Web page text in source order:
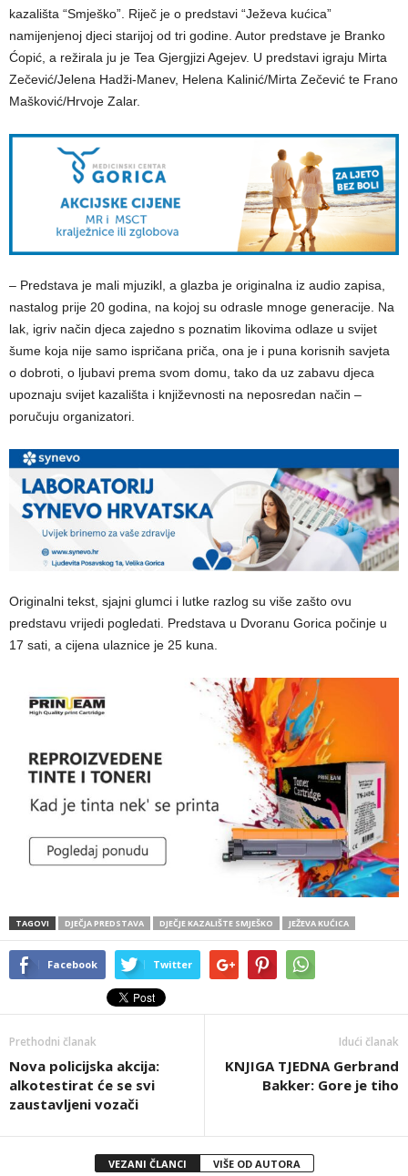
kazališta “Smješko”. Riječ je o predstavi “Ježeva kućica”
namijenjenoj djeci starijoj od tri godine. Autor predstave je Branko
Ćopić, a režirala ju je Tea Gjergjizi Agejev. U predstavi igraju Mirta
Zečević/Jelena Hadži-Manev, Helena Kalinić/Mirta Zečević te Frano
Mašković/Hrvoje Zalar.
– Predstava je mali mjuzikl, a glazba je originalna iz audio zapisa,
nastalog prije 20 godina, na kojoj su odrasle mnoge generacije. Na
lak, igriv način djeca zajedno s poznatim likovima odlaze u svijet
šume koja nije samo ispričana priča, ona je i puna korisnih savjeta
o dobroti, o ljubavi prema svom domu, tako da uz zabavu djeca
upoznaju svijet kazališta i književnosti na neposredan način –
poručuju organizatori.
Originalni tekst, sjajni glumci i lutke razlog su više zašto ovu
predstavu vrijedi pogledati. Predstava u Dvoranu Gorica počinje u
17 sati, a cijena ulaznice je 25 kuna.
TAGOVI DJEČJA PREDSTAVA DJEČJE KAZALIŠTE SMJEŠKO JEŽEVA KUĆICA
Facebook Twitter
Prethodni članak
Nova policijska akcija:
alkotestirat će se svi
zaustavljeni vozači
Idući članak
KNJIGA TJEDNA Gerbrand
Bakker: Gore je tiho
VEZANI ČLANCI VIŠE OD AUTORA